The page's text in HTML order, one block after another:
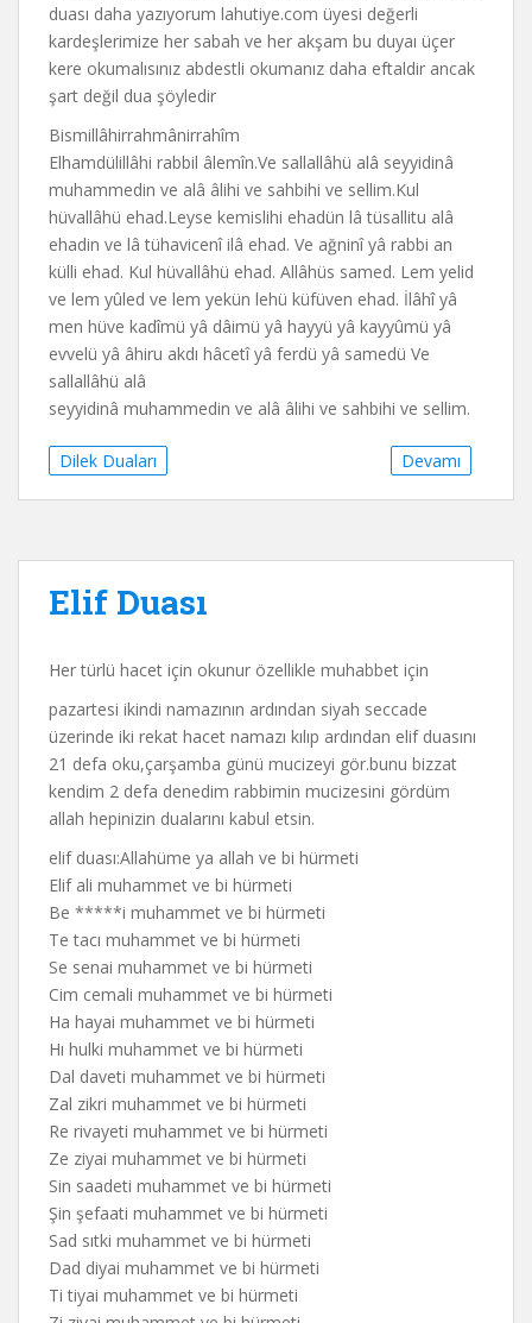
duası daha yazıyorum lahutiye.com üyesi değerli
kardeşlerimize her sabah ve her akşam bu duyaı üçer
kere okumalısınız abdestli okumanız daha eftaldir ancak
şart değil dua şöyledir
Bismillâhirrahmânirrahîm
Elhamdülillâhi rabbil âlemîn.Ve sallallâhü alâ seyyidinâ
muhammedin ve alâ âlihi ve sahbihi ve sellim.Kul
hüvallâhü ehad.Leyse kemislihi ehadün lâ tüsallitu alâ
ehadin ve lâ tühavicenî ilâ ehad. Ve ağninî yâ rabbi an
külli ehad. Kul hüvallâhü ehad. Allâhüs samed. Lem yelid
ve lem yûled ve lem yekün lehü küfüven ehad. İlâhî yâ
men hüve kadîmü yâ dâimü yâ hayyü yâ kayyûmü yâ
evvelü yâ âhiru akdı hâcetî yâ ferdü yâ samedü Ve
sallallâhü alâ
seyyidinâ muhammedin ve alâ âlihi ve sahbihi ve sellim.
Devamı
Dilek Duaları
Elif Duası
Her türlü hacet için okunur özellikle muhabbet için
pazartesi ikindi namazının ardından siyah seccade
üzerinde iki rekat hacet namazı kılıp ardından elif duasını
21 defa oku,çarşamba günü mucizeyi gör.bunu bizzat
kendim 2 defa denedim rabbimin mucizesini gördüm
allah hepinizin dualarını kabul etsin.
elif duası:Allahüme ya allah ve bi hürmeti
Elif ali muhammet ve bi hürmeti
Be *****i muhammet ve bi hürmeti
Te tacı muhammet ve bi hürmeti
Se senai muhammet ve bi hürmeti
Cim cemali muhammet ve bi hürmeti
Ha hayai muhammet ve bi hürmeti
Hı hulki muhammet ve bi hürmeti
Dal daveti muhammet ve bi hürmeti
Zal zikri muhammet ve bi hürmeti
Re rivayeti muhammet ve bi hürmeti
Ze ziyai muhammet ve bi hürmeti
Sin saadeti muhammet ve bi hürmeti
Şin şefaati muhammet ve bi hürmeti
Sad sıtki muhammet ve bi hürmeti
Dad diyai muhammet ve bi hürmeti
Ti tiyai muhammet ve bi hürmeti